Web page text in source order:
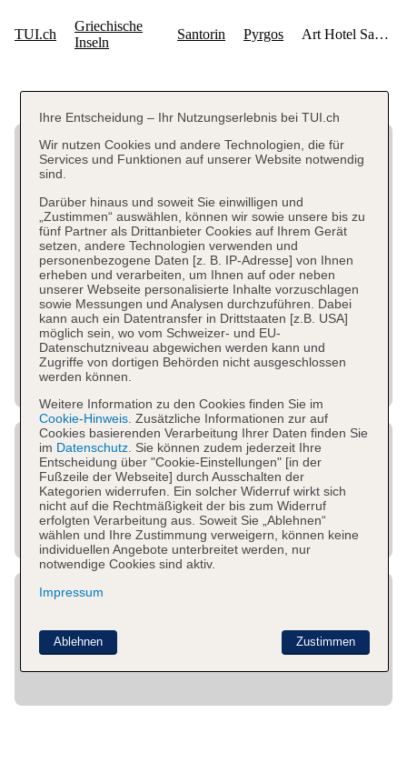
Ihre Entscheidung – Ihr Nutzungserlebnis bei TUI.ch
Wir nutzen Cookies und andere Technologien, die für
Services und Funktionen auf unserer Website notwendig
sind.
Darüber hinaus und soweit Sie einwilligen und
„Zustimmen“ auswählen, können wir sowie unsere bis zu
fünf Partner als Drittanbieter Cookies auf Ihrem Gerät
setzen, andere Technologien verwenden und
personenbezogene Daten [z. B. IP-Adresse] von Ihnen
erheben und verarbeiten, um Ihnen auf oder neben
unserer Webseite personalisierte Inhalte vorzuschlagen
sowie Messungen und Analysen durchzuführen. Dabei
kann auch ein Datentransfer in Drittstaaten [z.B. USA]
möglich sein, wo vom Schweizer- und EU-
Datenschutzniveau abgewichen werden kann und
Zugriffe von dortigen Behörden nicht ausgeschlossen
werden können.
Weitere Information zu den Cookies finden Sie im
Cookie-Hinweis. Zusätzliche Informationen zur auf
Cookies basierenden Verarbeitung Ihrer Daten finden Sie
im Datenschutz. Sie können zudem jederzeit Ihre
Entscheidung über "Cookie-Einstellungen" [in der
Fußzeile der Webseite] durch Ausschalten der
Kategorien widerrufen. Ein solcher Widerruf wirkt sich
nicht auf die Rechtmäßigkeit der bis zum Widerruf
erfolgten Verarbeitung aus. Soweit Sie „Ablehnen“
wählen und Ihre Zustimmung verweigern, können keine
individuellen Angebote unterbreitet werden, nur
notwendige Cookies sind aktiv.
Impressum
Zustimmen
Ablehnen